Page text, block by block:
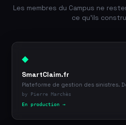
Les membres du Campus ne
ce qu'ils
◆
SmartClaim.fr
Plateforme de gestion des sinistres.
by Pierre Marchès
En production →